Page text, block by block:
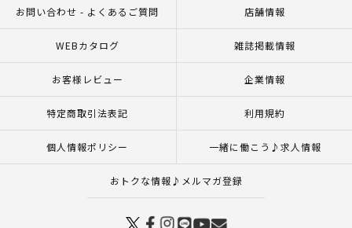
お問い合わせ - よくあるご質問 店舗情報
WEBカタログ 雑誌掲載情報
お客様レビュー 企業情報
特定商取引法表記 利用規約
個人情報ポリシー 一緒に働こう♪求人情報
おトクな情報♪メルマガ登録